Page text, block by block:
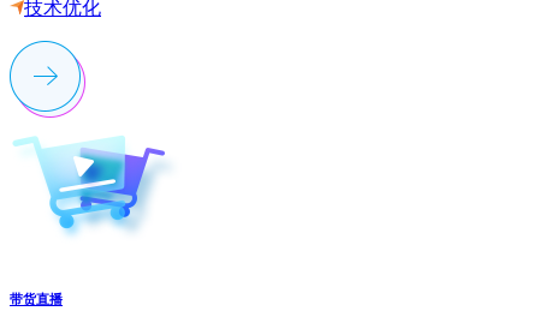
技术优化
带货直播